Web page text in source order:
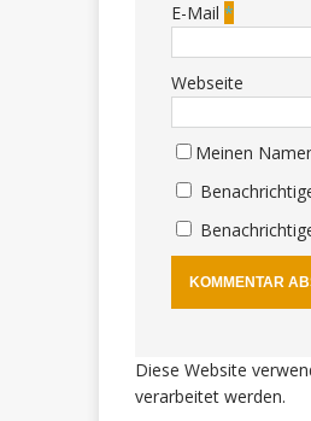
E-Mail *
Webseite
Meinen
Diese Website
verarbeitet werden.